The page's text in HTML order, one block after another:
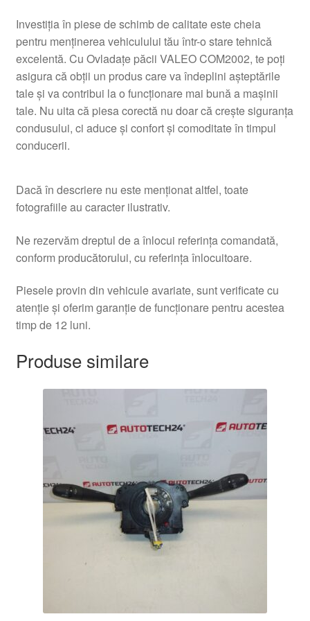
Investiția în piese de schimb de calitate este cheia
pentru menținerea vehiculului tău într-o stare tehnică
excelentă. Cu Ovladațe păcii VALEO COM2002, te poți
asigura că obții un produs care va îndeplini așteptările
tale și va contribui la o funcționare mai bună a mașinii
tale. Nu uita că piesa corectă nu doar că crește siguranța
condusului, ci aduce și confort și comoditate în timpul
conducerii.
Dacă în descriere nu este menționat altfel, toate
fotografiile au caracter ilustrativ.
Ne rezervăm dreptul de a înlocui referința comandată,
conform producătorului, cu referința înlocuitoare.
Piesele provin din vehicule avariate, sunt verificate cu
atenție și oferim garanție de funcționare pentru acestea
timp de 12 luni.
Produse similare